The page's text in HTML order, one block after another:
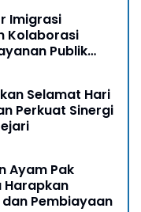
Imigrasi
Kolaborasi
Publik
Selamat Hari
Perkuat Sinergi
Ayam Pak
Harapkan
dan Pembiayaan